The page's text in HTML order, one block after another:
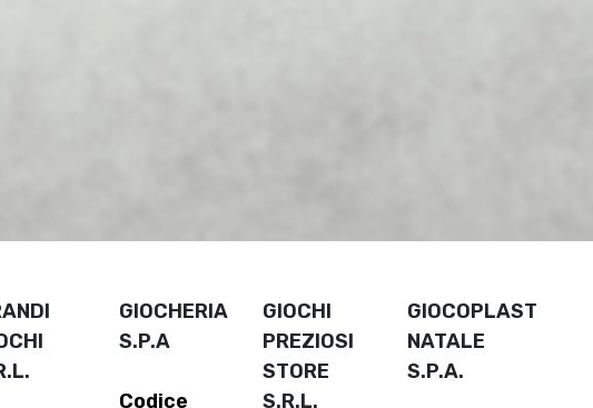
GIOCHERIA
S.P.A
Codice
GIOCHI
PREZIOSI
STORE
S.R.L.
GIOCOPLAST
NATALE
S.P.A.